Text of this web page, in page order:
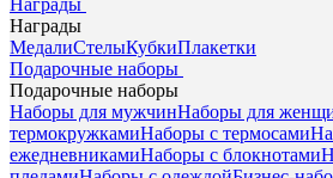
Награды
Награды
МедалиСтелыКубкиПлакетки
Подарочные наборы
Подарочные наборы
Наборы для мужчинНаборы для
термокружкамиНаборы с термосами
ежедневникамиНаборы с блокнотами